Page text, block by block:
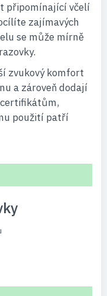
připomínající včelí
zajímavých
se může mírně
zvukový komfort
a zároveň dodají
použití patří